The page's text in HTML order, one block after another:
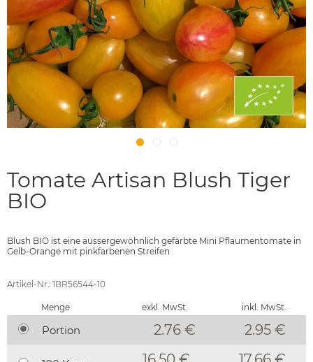
Tomate Artisan Blush Tiger
BIO
Blush BIO ist eine aussergewöhnlich gefärbte Mini Pflaumentomate in
Gelb-Orange mit pinkfarbenen Streifen
Artikel-Nr.: 1BR56544-10
Menge exkl. MwSt. inkl. MwSt.
Portion 2.76 € 2.95 €